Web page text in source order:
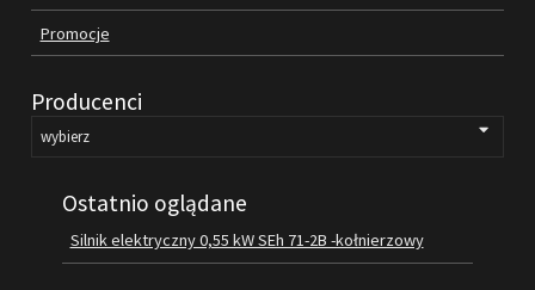
Promocje
Producenci
Ostatnio oglądane
Silnik elektryczny 0,55 kW SEh 71-2B -kołnierzowy